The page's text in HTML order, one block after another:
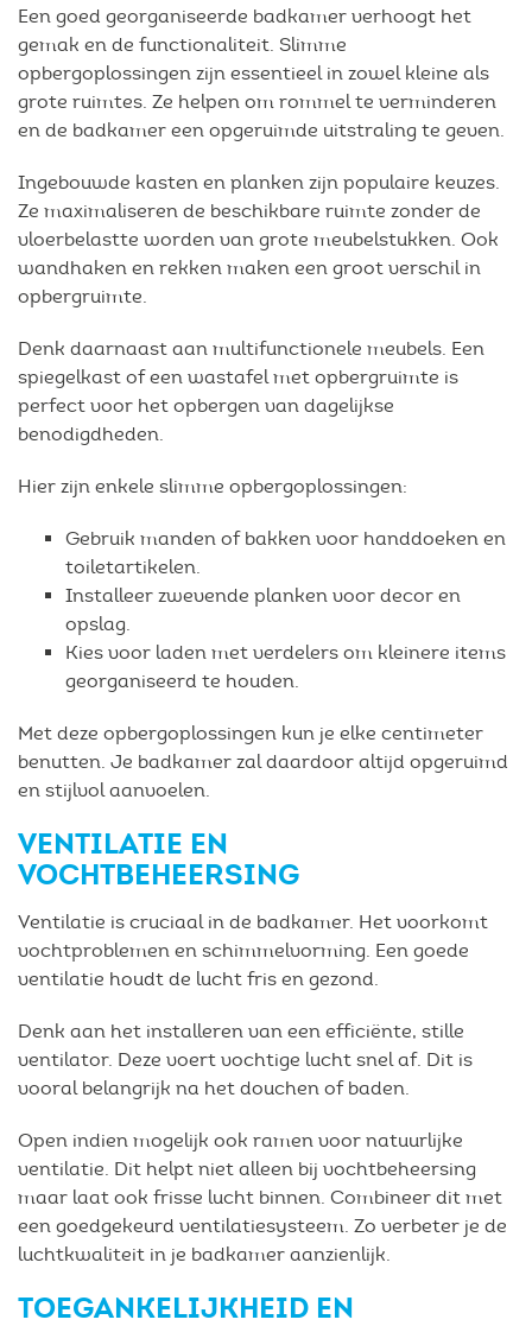
Een goed georganiseerde badkamer verhoogt het
gemak en de functionaliteit. Slimme
opbergoplossingen zijn essentieel in zowel kleine als
grote ruimtes. Ze helpen om rommel te verminderen
en de badkamer een opgeruimde uitstraling te geven.
Ingebouwde kasten en planken zijn populaire keuzes.
Ze maximaliseren de beschikbare ruimte zonder de
vloerbelastte worden van grote meubelstukken. Ook
wandhaken en rekken maken een groot verschil in
opbergruimte.
Denk daarnaast aan multifunctionele meubels. Een
spiegelkast of een wastafel met opbergruimte is
perfect voor het opbergen van dagelijkse
benodigdheden.
Hier zijn enkele slimme opbergoplossingen:
Gebruik manden of bakken voor handdoeken en
toiletartikelen.
Installeer zwevende planken voor decor en
opslag.
Kies voor laden met verdelers om kleinere items
georganiseerd te houden.
Met deze opbergoplossingen kun je elke centimeter
benutten. Je badkamer zal daardoor altijd opgeruimd
en stijlvol aanvoelen.
VENTILATIE EN
VOCHTBEHEERSING
Ventilatie is cruciaal in de badkamer. Het voorkomt
vochtproblemen en schimmelvorming. Een goede
ventilatie houdt de lucht fris en gezond.
Denk aan het installeren van een efficiënte, stille
ventilator. Deze voert vochtige lucht snel af. Dit is
vooral belangrijk na het douchen of baden.
Open indien mogelijk ook ramen voor natuurlijke
ventilatie. Dit helpt niet alleen bij vochtbeheersing
maar laat ook frisse lucht binnen. Combineer dit met
een goedgekeurd ventilatiesysteem. Zo verbeter je de
luchtkwaliteit in je badkamer aanzienlijk.
TOEGANKELIJKHEID EN